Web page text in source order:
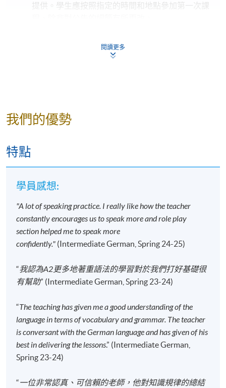
提供。學生應按照指定的時間和地點參加第一次課
但在其他情況下，則不設退款，學員也不能轉至其
開課日期
2026年9月15日 (星期二)
地點
Leighton Road, Causeway Bay, Hong Kong.
現時接受報名
報名代碼
2445-2900AW
開課日期
2026年9月12日 (星期六)
地點
Kowloon East Campus, 28 Wang Hoi Road,
Kowloon Bay, Kowloon.
修業期
120小時
40講
閱讀更多
我們的優勢
特點
學員感想:
"A lot of speaking practice. I really like how the teacher
constantly encourages us to speak more and role play
section helped me to speak more
confidently." (Intermediate German, Spring 24-25)
“我認為A2更多地著重語法的學習對於我們打好基礎很
有幫助” (Intermediate German, Spring 23-24)
“The teaching has given me a good understanding of the
language in terms of vocabulary and grammar. The teacher
is conversant with the German language and has given of his
best in delivering the lessons.” (Intermediate German,
Spring 23-24)
“一位非常認真、可信賴的老師，他對知識規律的總結